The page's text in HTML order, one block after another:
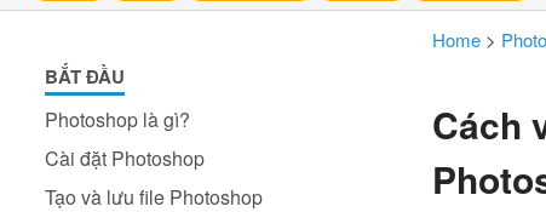
BẮT ĐẦU
Photoshop là gì?
Cài đặt Photoshop
Tạo và lưu file Photoshop
Home >
Cách